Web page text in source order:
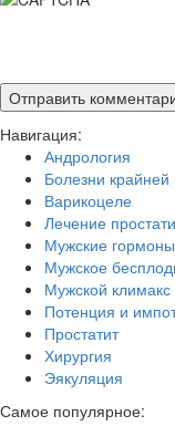
Навигация:
Андрология
Болезни крайней
Варикоцеле
Лечение
Мужские гормоны
Мужское
Мужской климакс
Потенция и
Простатит
Хирургия
Эякуляция
Самое популярное: